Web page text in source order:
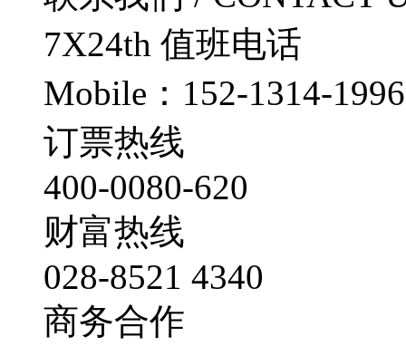
7X24th 值班电话
Mobile：152-1314-1996
订票热线
400-0080-620
财富热线
028-8521 4340
商务合作